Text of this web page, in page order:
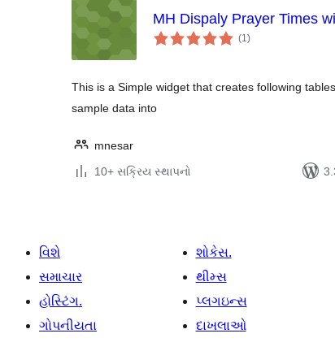
MH Dispaly Prayer Times
(1કુલ
રેટિંગ્સ
)
This is a Simple widget that creates following
sample data into
mnesar
10+ સક્રિય સ્થાપનો
વિશે
સમાચાર
હોસ્ટિંગ.
ગોપનીયતા
શોકેસ.
થીમ્સ
પ્લગઇન્સ
દાખલાઓ